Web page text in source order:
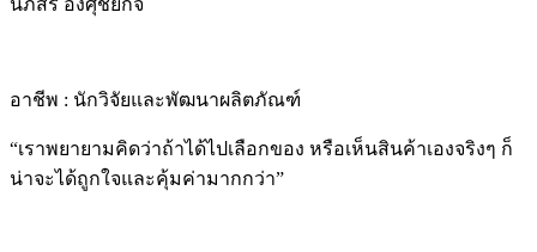
อาชีพ : นักวิจัยและพัฒนาผลิตภัณฑ์
“เราพยายามคิดว่าถ้าได้ไปเลือกของ หรือเห็นสินค้าเองจริงๆ ก็
น่าจะได้ถูกใจและคุ้มค่ามากกว่า”